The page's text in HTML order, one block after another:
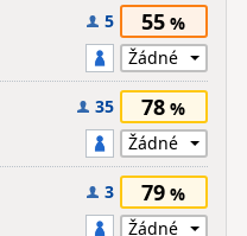
5 55
35 78
3 79